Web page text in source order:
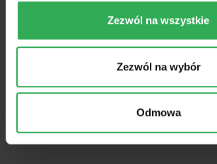
Zezwól na wszystkie
Zezwól na wybór
Odmowa
Lista uczestników
Dokumenty